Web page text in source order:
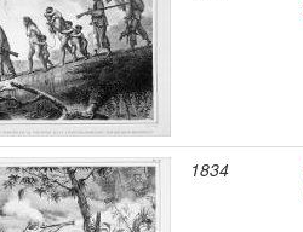
1834